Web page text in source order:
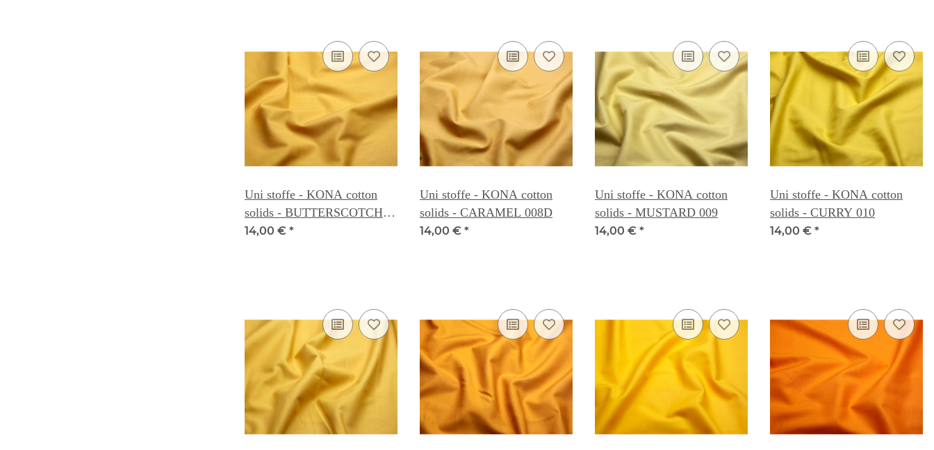
Uni stoffe - KONA cotton
solids - BUTTERSCOTCH
008C
14,00 € *
Uni stoffe - KONA cotton
solids - CARAMEL 008D
14,00 € *
Uni stoffe - KONA cotton
solids - MUSTARD 009
14,00 € *
Uni stoffe - KONA cotton
solids - CURRY 010
14,00 € *